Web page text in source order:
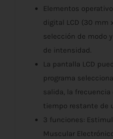
Elementos
digital LCD (30 mm
selección de modo
de intensidad.
La pantalla LCD
programa
salida, la
tiempo restante de
3 funciones:
Muscular